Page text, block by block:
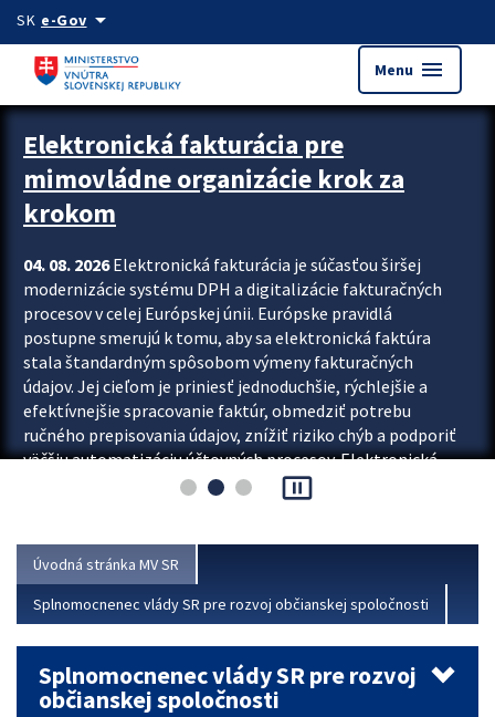
Preskocit na hlavný obsah
SK e-Govarrow_drop_down
Menu menu
Zastavit automatický posun upútavok
Elektronická fakturácia pre
mimovládne organizácie krok za
krokom
04. 08. 2026Elektronická fakturácia je súčasťou širšej
modernizácie systému DPH a digitalizácie fakturačných
procesov v celej Európskej únii. Európske pravidlá
postupne smerujú k tomu, aby sa elektronická faktúra
stala štandardným spôsobom výmeny fakturačných
údajov. Jej cieľom je priniesť jednoduchšie, rýchlejšie a
efektívnejšie spracovanie faktúr, obmedziť potrebu
ručného prepisovania údajov, znížiť riziko chýb a podporiť
väčšiu automatizáciu účtovných procesov. Elektronická
fakturácia preto nepredstavuje...
pause_presentation
Úvodná stránka MV SR
Splnomocnenec vlády SR pre rozvoj občianskej spoločnosti
Splnomocnenec vlády SR pre rozvoj
občianskej spoločnosti